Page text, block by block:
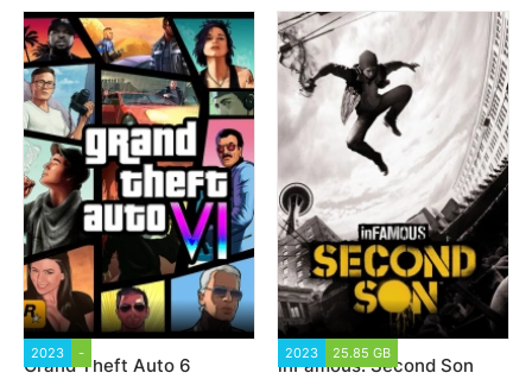
2023 -
Grand Theft Auto 6
2023 25.85 GB
inFamous: Second Son